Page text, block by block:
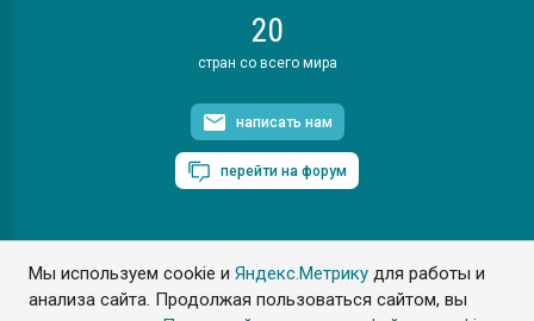
Мы используем cookie иЯндекс.Метрику для работы и
анализа сайта. Продолжая пользоваться сайтом, вы
20
стран со всего мира
написать нам
перейти на форум
ПластЭксперт © 2006. Все права защищены
Разрешается копирование материалов сайта с обязательной